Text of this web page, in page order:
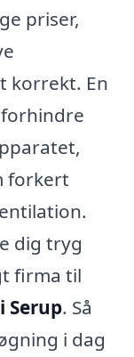
priser,
korrekt. En
forkert
dig tryg
firma til
Serup. Så
i dag